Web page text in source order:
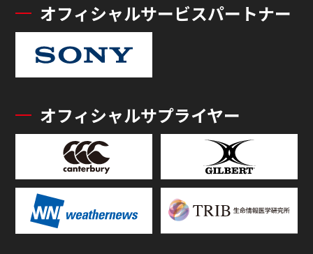
オフィシャルサービスパートナー
オフィシャルサプライヤー